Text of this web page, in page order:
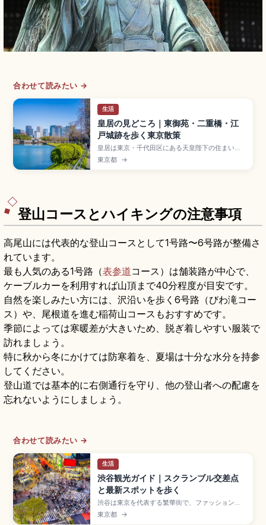
合わせて読みたい →
生活
皇居の見どころ｜東御苑・二重橋・江
戸城跡を歩く東京散策
皇居は東京・千代田区にある天皇陛下の住まい
で、旧江戸城跡を活用した約21ヘクタールの皇居
東御苑(入園無料)が見どころです。江戸城の天守台
東京都 →
登山コースとハイキングの注意事項
高尾山には代表的な登山コースとして1号路〜6号路が整備さ
れています。
最も人気のある1号路（表参道コース）は舗装路が中心で、
ケーブルカーを利用すれば山頂まで40分程度が目安です。
自然を楽しみたい方には、沢沿いを歩く6号路（びわ滝コー
ス）や、尾根道を進む稲荷山コースもおすすめです。
季節によっては寒暖差が大きいため、脱ぎ着しやすい服装で
訪れましょう。
特に秋から冬にかけては防寒着を、夏場は十分な水分を持参
してください。
登山道では基本的に右側通行を守り、他の登山者への配慮を
忘れないようにしましょう。
合わせて読みたい →
生活
渋谷観光ガイド｜スクランブル交差点
と最新スポットを歩く
渋谷は東京を代表する繁華街で、ファッションと
トレンドが集まる若者文化の発信地。青信号で多
い時には約3,000人が一度に横断するスクランブ
東京都 →